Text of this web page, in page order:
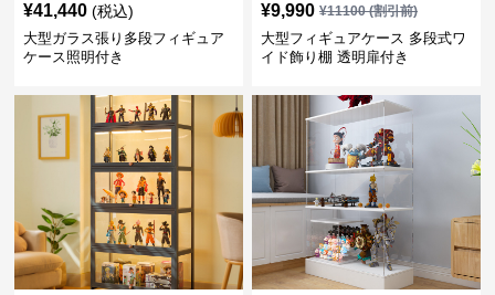
¥41,440 (税込)
大型ガラス張り多段フィギュア
ケース照明付き
¥9,990 ¥11100(割引前)
大型フィギュアケース 多段式ワ
イド飾り棚 透明扉付き